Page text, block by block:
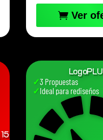
Ver
150
✓3 Propuestas
✓Ideal para rediseños